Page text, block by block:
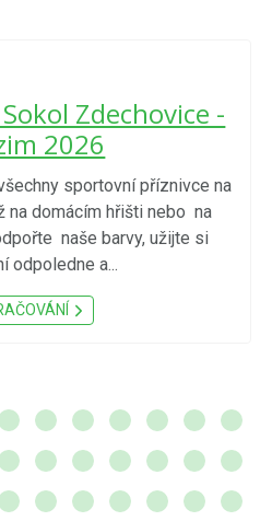
Zdechovice -
2026
sportovní příznivce na
na domácím hřišti nebo na
naše barvy, užijte si
odpoledne a...